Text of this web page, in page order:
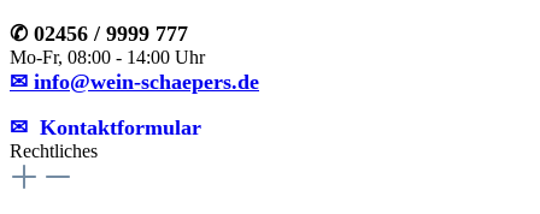
✆ 02456 / 9999 777
Mo-Fr, 08:00 - 14:00 Uhr
✉ info@wein-schaepers.de
✉︎ Kontaktformular
Rechtliches